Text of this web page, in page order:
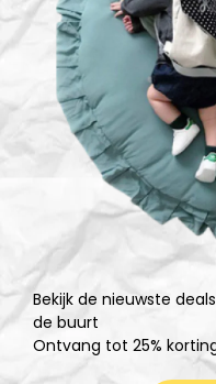
Bekijk de nieuwste
de buurt
Ontvang tot 25%